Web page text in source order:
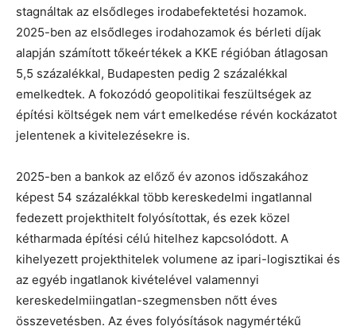
stagnáltak az elsődleges irodabefektetési hozamok.
2025-ben az elsődleges irodahozamok és bérleti díjak
alapján számított tőkeértékek a KKE régióban átlagosan
5,5 százalékkal, Budapesten pedig 2 százalékkal
emelkedtek. A fokozódó geopolitikai feszültségek az
építési költségek nem várt emelkedése révén kockázatot
jelentenek a kivitelezésekre is.
2025-ben a bankok az előző év azonos időszakához
képest 54 százalékkal több kereskedelmi ingatlannal
fedezett projekthitelt folyósítottak, és ezek közel
kétharmada építési célú hitelhez kapcsolódott. A
kihelyezett projekthitelek volumene az ipari-logisztikai és
az egyéb ingatlanok kivételével valamennyi
kereskedelmiingatlan-szegmensben nőtt éves
összevetésben. Az éves folyósítások nagymértékű